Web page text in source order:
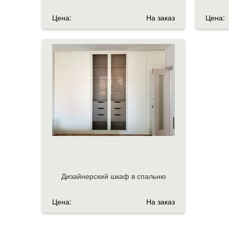
Цена: На заказ Цена:
Дизайнерский шкаф в спальню
Цена: На заказ